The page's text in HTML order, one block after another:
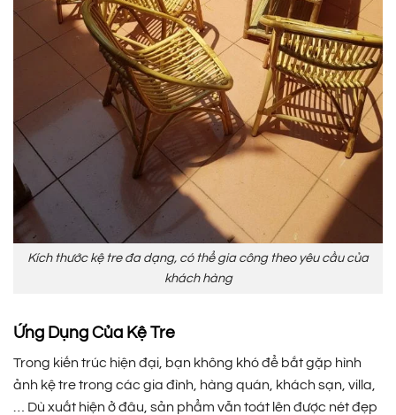
Kích thước kệ tre đa dạng, có thể gia công theo yêu cầu của
khách hàng
Ứng Dụng Của Kệ Tre
Trong kiến trúc hiện đại, bạn không khó để bắt gặp hình
ảnh kệ tre trong các gia đình, hàng quán, khách sạn, villa,
… Dù xuất hiện ở đâu, sản phẩm vẫn toát lên được nét đẹp